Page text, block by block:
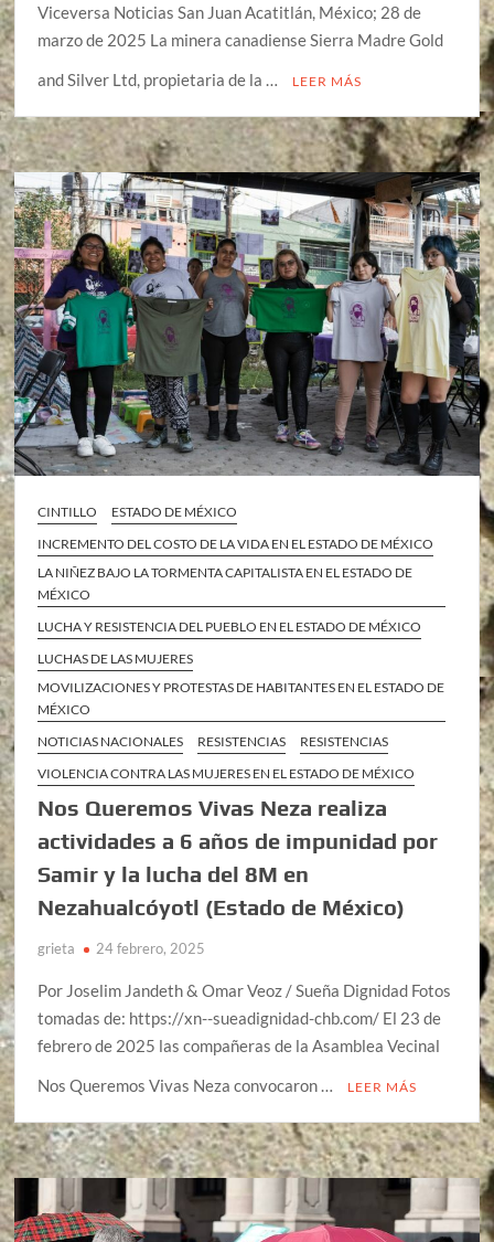
Viceversa Noticias San Juan Acatitlán, México; 28 de
marzo de 2025 La minera canadiense Sierra Madre Gold
and Silver Ltd, propietaria de la …
LEER MÁS
CINTILLO
ESTADO DE MÉXICO
INCREMENTO DEL COSTO DE LA VIDA EN EL ESTADO DE MÉXICO
LA NIÑEZ BAJO LA TORMENTA CAPITALISTA EN EL ESTADO DE
MÉXICO
LUCHA Y RESISTENCIA DEL PUEBLO EN EL ESTADO DE MÉXICO
LUCHAS DE LAS MUJERES
MOVILIZACIONES Y PROTESTAS DE HABITANTES EN EL ESTADO DE
MÉXICO
NOTICIAS NACIONALES
RESISTENCIAS
RESISTENCIAS
VIOLENCIA CONTRA LAS MUJERES EN EL ESTADO DE MÉXICO
Nos Queremos Vivas Neza realiza
actividades a 6 años de impunidad por
Samir y la lucha del 8M en
Nezahualcóyotl (Estado de México)
grieta 24 febrero, 2025
Por Joselim Jandeth & Omar Veoz / Sueña Dignidad Fotos
tomadas de: https://xn--sueadignidad-chb.com/ El 23 de
febrero de 2025 las compañeras de la Asamblea Vecinal
Nos Queremos Vivas Neza convocaron …
LEER MÁS